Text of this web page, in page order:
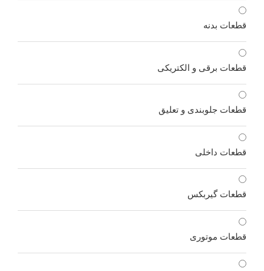
قطعات بدنه
قطعات برقی و الکتریکی
قطعات جلوبندی و تعلیق
قطعات داخلی
قطعات گیربکس
قطعات موتوری